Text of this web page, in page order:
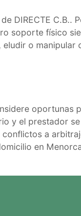
DIRECTE C.B..
soporte físico
o
oportunas
y el prestador
a
en